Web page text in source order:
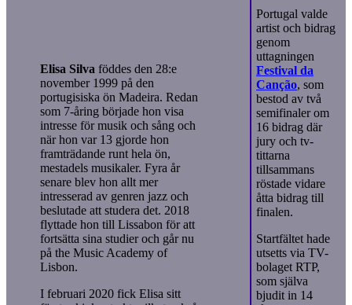
Elisa Silvaföddes den 28:e
november 1999 på den
portugisiska ön Madeira. Redan
som 7-åring började hon visa
intresse för musik och sång och
när hon var 13 gjorde hon
framträdande runt hela ön,
mestadels musikaler. Fyra år
senare blev hon allt mer
intresserad av genren jazz och
beslutade att studera det. 2018
flyttade hon till Lissabon för att
fortsätta sina studier och går nu
på the Music Academy of
Lisbon.
I februari 2020 fick Elisa sitt
Portugal valde
artist och bidrag
genom
uttagningen
Festival da
Canção, som
bestod av två
semifinaler om
16 bidrag där
jury och tv-
tittarna
tillsammans
röstade vidare
åtta bidrag till
finalen.
Startfältet hade
utsetts via TV-
bolaget RTP,
som själva
bjudit in 14